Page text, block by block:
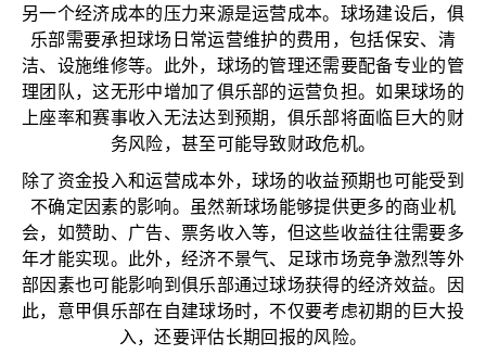
另一个经济成本的压力来源是运营成本。球场建设后，俱
乐部需要承担球场日常运营维护的费用，包括保安、清
洁、设施维修等。此外，球场的管理还需要配备专业的管
理团队，这无形中增加了俱乐部的运营负担。如果球场的
上座率和赛事收入无法达到预期，俱乐部将面临巨大的财
务风险，甚至可能导致财政危机。
除了资金投入和运营成本外，球场的收益预期也可能受到
不确定因素的影响。虽然新球场能够提供更多的商业机
会，如赞助、广告、票务收入等，但这些收益往往需要多
年才能实现。此外，经济不景气、足球市场竞争激烈等外
部因素也可能影响到俱乐部通过球场获得的经济效益。因
此，意甲俱乐部在自建球场时，不仅要考虑初期的巨大投
入，还要评估长期回报的风险。